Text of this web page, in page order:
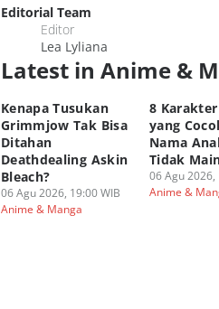
Editorial Team
Editor
Lea Lyliana
Latest in Anime &
Kenapa Tusukan
Grimmjow Tak Bisa
Ditahan
Deathdealing Askin
Bleach?
06 Agu 2026, 19:00 WIB
Anime & Manga
8
yang
Nama
Tidak
06 Agu 2026,
Anime &